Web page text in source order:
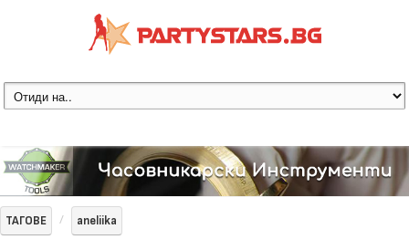
ТАГОВЕ aneliika